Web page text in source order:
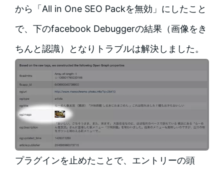
から「All in One SEO Packを無効」にしたこと
で、下のfacebook Debuggerの結果（画像をき
ちんと認識）となりトラブルは解決しました。
プラグインを止めたことで、エントリーの頭